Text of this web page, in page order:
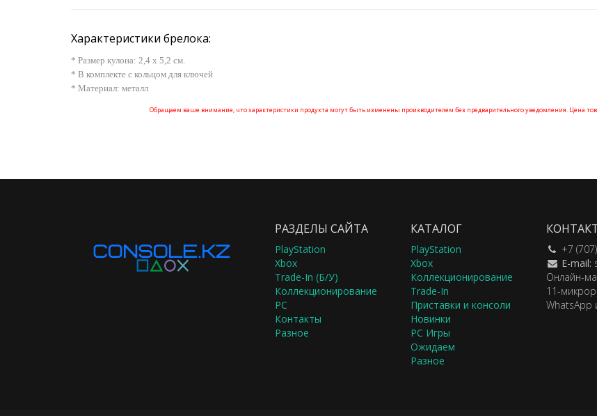
Характеристики брелока:
* Размер кулона: 2,4 х 5,2 см.
* В комплекте с кольцом для ключей
* Материал: металл
Обращаем ваше внимание, что характеристики продукта могут быть изменены производителем без предварительного уведомления. Цена
РАЗДЕЛЫ САЙТА
PlayStation
Xbox
Trade-In (Б/У)
Коллекционирование
PC
Контакты
Разное
КАТАЛОГ
PlayStation
Xbox
Коллекционирование
Trade-In
Приставки и консоли
Новинки
PC Игры
Ожидаем
Разное
+7
E-mail:
Онлайн-
11-
WhatsApp